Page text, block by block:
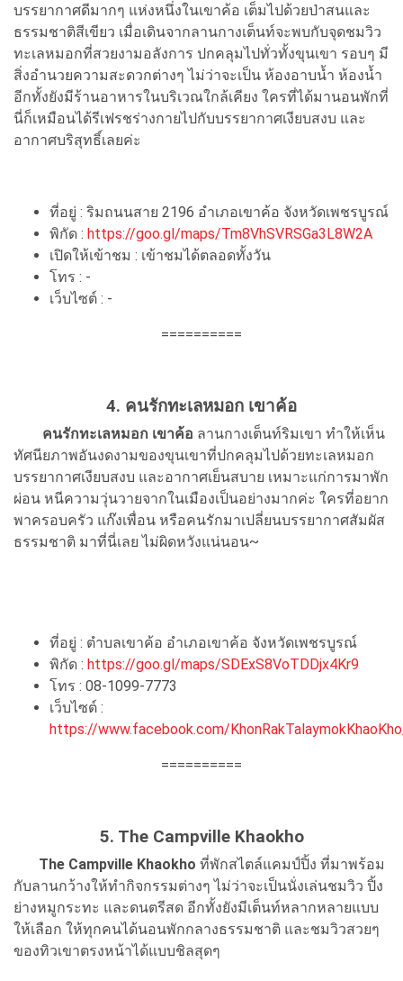
บรรยากาศดีมากๆ แห่งหนึ่งในเขาค้อ เต็มไปด้วยป่าสนและ
ธรรมชาติสีเขียว เมื่อเดินจากลานกางเต็นท์จะพบกับจุดชมวิว
ทะเลหมอกที่สวยงามอลังการ ปกคลุมไปทั่วทั้งขุนเขา รอบๆ มี
สิ่งอำนวยความสะดวกต่างๆ ไม่ว่าจะเป็น ห้องอาบน้ำ ห้องน้ำ
อีกทั้งยังมีร้านอาหารในบริเวณใกล้เคียง ใครที่ได้มานอนพักที่
นี่ก็เหมือนได้รีเฟรชร่างกายไปกับบรรยากาศเงียบสงบ และ
อากาศบริสุทธิ์เลยค่ะ
ที่อยู่ : ริมถนนสาย 2196 อำเภอเขาค้อ จังหวัดเพชรบูรณ์
พิกัด : https://goo.gl/maps/Tm8VhSVRSGa3L8W2A
เปิดให้เข้าชม : เข้าชมได้ตลอดทั้งวัน
โทร : -
เว็บไซต์ : -
==========
4. คนรักทะเลหมอก เขาค้อ
คนรักทะเลหมอก เขาค้อ ลานกางเต็นท์ริมเขา ทำให้เห็น
ทัศนียภาพอันงดงามของขุนเขาที่ปกคลุมไปด้วยทะเลหมอก
บรรยากาศเงียบสงบ และอากาศเย็นสบาย เหมาะแก่การมาพัก
ผ่อน หนีความวุ่นวายจากในเมืองเป็นอย่างมากค่ะ ใครที่อยาก
พาครอบครัว แก๊งเพื่อน หรือคนรักมาเปลี่ยนบรรยากาศสัมผัส
ธรรมชาติ มาที่นี่เลย ไม่ผิดหวังแน่นอน~
ที่อยู่ : ตำบลเขาค้อ อำเภอเขาค้อ จังหวัดเพชรบูรณ์
พิกัด : https://goo.gl/maps/SDExS8VoTDDjx4Kr9
โทร : 08-1099-7773
เว็บไซต์ :
https://www.facebook.com/
==========
5. The Campville Khaokho
The Campville Khaokho ที่พักสไตล์แคมป์ปิ้ง ที่มาพร้อม
กับลานกว้างให้ทำกิจกรรมต่างๆ ไม่ว่าจะเป็นนั่งเล่นชมวิว ปิ้ง
ย่างหมูกระทะ และดนตรีสด อีกทั้งยังมีเต็นท์หลากหลายแบบ
ให้เลือก ให้ทุกคนได้นอนพักกลางธรรมชาติ และชมวิวสวยๆ
ของทิวเขาตรงหน้าได้แบบชิลสุดๆ